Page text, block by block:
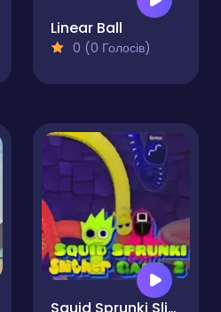
Linear Ball
0 (0 Голосів)